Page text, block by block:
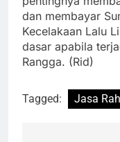
dan membayar
Kecelakaan Lalu
dasar apabila
Rangga. (Rid)
Tagged: Jasa